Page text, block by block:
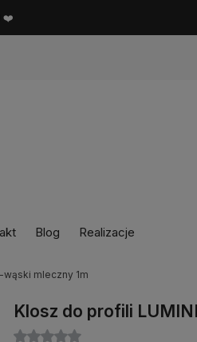
❤️
Blog Realizacje
wąski mleczny 1m
Klosz do profili